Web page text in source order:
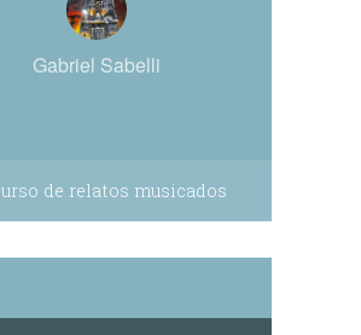
Gabriel Sabelli
de relatos musicados